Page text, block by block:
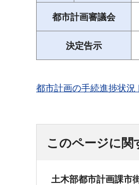
都市計画審議会
決定告示
都市計画の手続進捗状況
このページに関
土木部都市計画課市